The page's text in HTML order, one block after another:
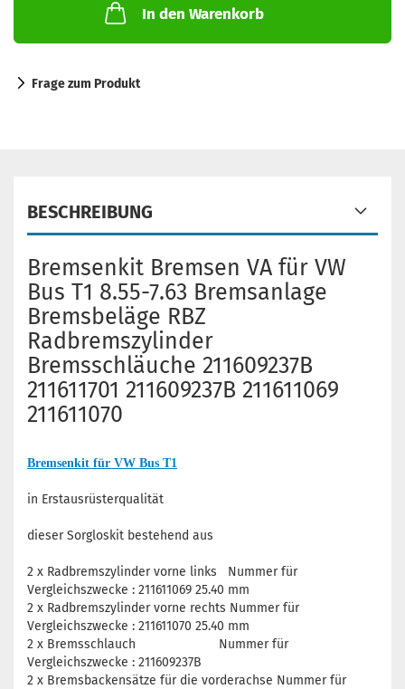
In den Warenkorb
Frage zum Produkt
BESCHREIBUNG
Bremsenkit Bremsen VA für VW
Bus T1 8.55-7.63 Bremsanlage
Bremsbeläge RBZ
Radbremszylinder
Bremsschläuche 211609237B
211611701 211609237B 211611069
211611070
Bremsenkit für VW Bus T1
in Erstausrüsterqualität
dieser Sorgloskit bestehend aus
2 x Radbremszylinder vorne links Nummer für
Vergleichszwecke : 211611069 25.40 mm
2 x Radbremszylinder vorne rechts Nummer für
Vergleichszwecke : 211611070 25.40 mm
2 x Bremsschlauch Nummer für
Vergleichszwecke : 211609237B
2 x Bremsbackensätze für die vorderachse Nummer für